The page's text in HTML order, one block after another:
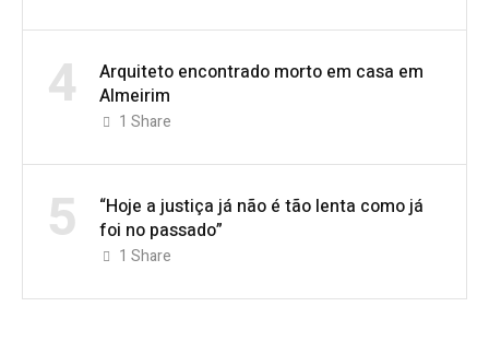
4
Arquiteto encontrado morto em casa em
Almeirim
1 Share
5
“Hoje a justiça já não é tão lenta como já
foi no passado”
1 Share